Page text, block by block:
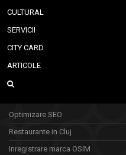
CULTURAL
SERVICII
CITY CARD
ARTICOLE
Optimizare SEO
Restaurante in Cluj
Inregistrare marca OSIM